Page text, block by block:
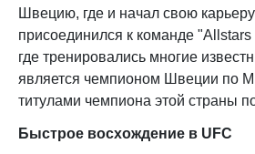
Швецию, где и начал свою
присоединился к команде
где тренировались многие
является чемпионом Швеции по
титулами чемпиона этой страны
Быстрое восхождение в UFC